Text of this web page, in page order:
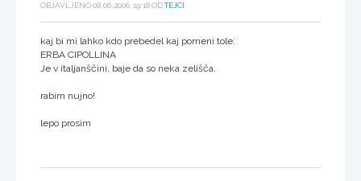
OBJAVLJENO 08.06.2006, 19:18 ODTEJCI
kaj bi mi lahko kdo prebedel kaj pomeni tole:
ERBA CIPOLLINA
Je v italjanščini, baje da so neka zelišča.
rabim nujno!
lepo prosim